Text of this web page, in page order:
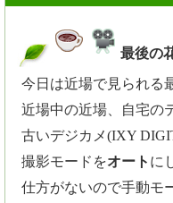
最後の
今日は近場で見られる
近場中の近場、自宅の
古いデジカメ(IXY
撮影モードをオート に
仕方がないので手動モ